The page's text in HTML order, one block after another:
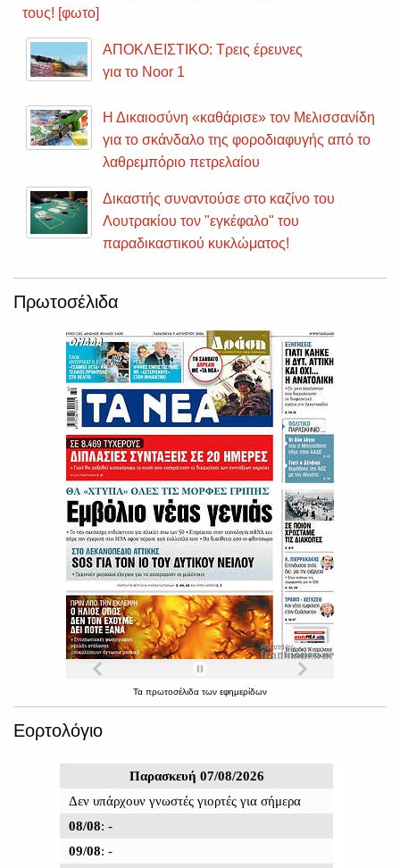
τους! [φωτο]
ΑΠΟΚΛΕΙΣΤΙΚΟ: Τρεις έρευνες
για το Noor 1
Η Δικαιοσύνη «καθάρισε» τον Μελισσανίδη
για το σκάνδαλο της φοροδιαφυγής από το
λαθρεμπόριο πετρελαίου
Δικαστής συναντούσε στο καζίνο του
Λουτρακίου τον "εγκέφαλο" του
παραδικαστικού κυκλώματος!
Πρωτοσέλιδα
Τα πρωτοσέλιδα των εφημερίδων
Εορτολόγιο